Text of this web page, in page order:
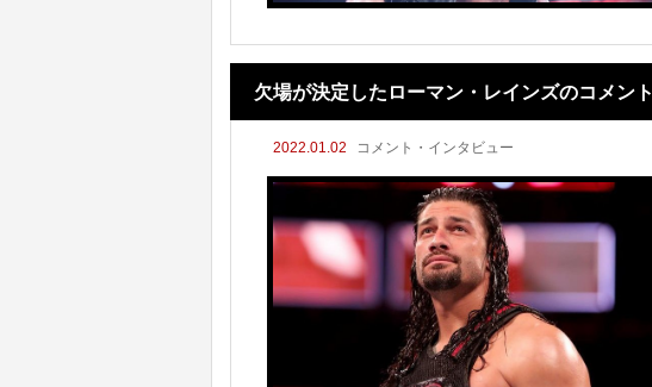
欠場が決定したローマン・レインズのコメント
2022.01.02 コメント・インタビュー